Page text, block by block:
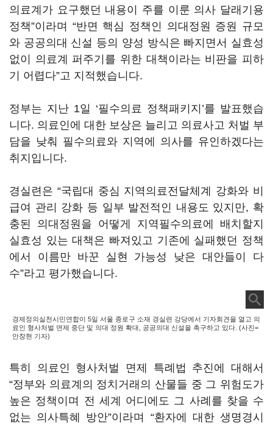
의료계가 요구했던 내용이 주를 이룬 의사 달래기용
정책”이라며 “반면 핵심 정책인 의대정원 증원 규모
와 공공의대 신설 등의 양성 방식은 빠지면서 실효성
없이 의료계 퍼주기를 위한 대책이라는 비판을 피하
기 어렵다”고 지적했습니다.
정부는 지난 1일 ‘필수의료 정책패키지’를 발표했습
니다. 의료인에 대한 보상은 늘리고 의료사고 처벌 부
담을 낮춰 필수의료와 지역에 의사를 유인하겠다는
취지입니다.
경실련은 “국립대 중심 지역의료전달체계 강화와 비
급여 관리 강화 등 일부 발전적인 내용도 있지만, 확
충된 의대정원을 어떻게 지역필수의료에 배치할지
실효성 있는 대책은 빠져있고 기존에 실패했던 정책
에서 이름만 바꾼 실현 가능성 낮은 대안들이 다
수”라고 평가했습니다.
경제정의실천시민연합이 5일 서울 종로구 소재 경실련 강당에서 기자회견을 열고 의
료인 형사처벌 면제 중단 및 의대 정원 확대, 공공의대 신설을 촉구하고 있다. (사진=
안창현 기자)
특히 의료인 형사처벌 면제 특례법 추진에 대해서
“정부와 의료계의 정치거래의 산물들 중 그 위험도가
높은 정책이며 전 세계 어디에도 그 사례를 찾을 수
없는 의사특혜 방안”이라며 “환자에 대한 생명경시